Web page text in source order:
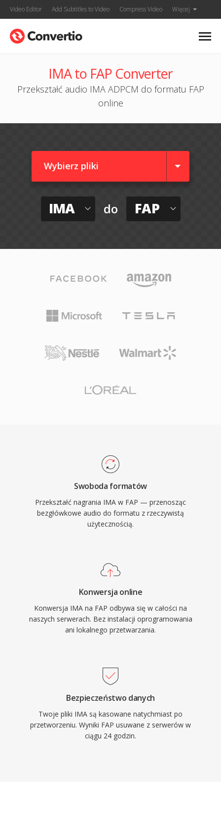
Video Editor Add Subtitles to Video Compress Video Więcej
IMA to FAP Converter
Przekształć audio IMA ADPCM do formatu FAP
online
Wybierz pliki
IMA do FAP
Swoboda formatów
Przekształć nagrania IMA w FAP — przenosząc
bezgłówkowe audio do formatu z rzeczywistą
użytecznością.
Konwersja online
Konwersja IMA na FAP odbywa się w całości na
naszych serwerach. Bez instalacji oprogramowania
ani lokalnego przetwarzania.
Bezpieczeństwo danych
Twoje pliki IMA są kasowane natychmiast po
przetworzeniu. Wyniki FAP usuwane z serwerów w
ciągu 24 godzin.